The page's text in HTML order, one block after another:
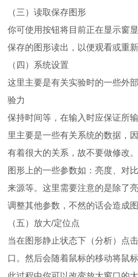
（三）读取保存图形
你可使用按钮将目前正在显示窗
保存的图形读出，以便观看或重新
（四）系统设置
这里主要是有关实验时的一些外
验力
保持时间等，在输入时应保证所
里主要是一些有关系统的数据，
有着很大的关系，故不要做修改
图形上的一些参数如：亮度、对
来源等。这里需要注意的是除了
调整其他参数，不然的话会造成
（五）放大/定位点
当在图形静止状态下（分析）点
口。然后会随着鼠标的移动将鼠